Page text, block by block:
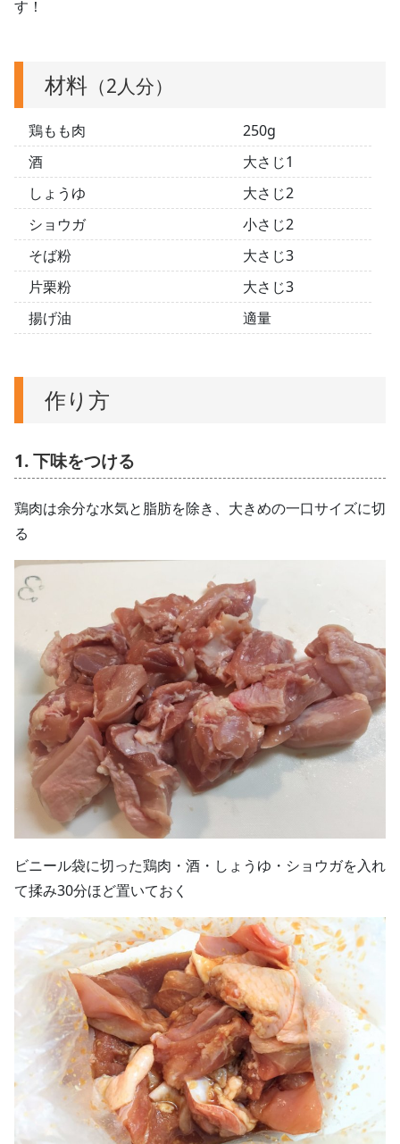
す！
材料 （2人分）
鶏もも肉
250g
酒
大さじ1
しょうゆ
大さじ2
ショウガ
小さじ2
そば粉
大さじ3
片栗粉
大さじ3
揚げ油
適量
作り方
1. 下味をつける
鶏肉は余分な水気と脂肪を除き、大きめの一口サイズに切
る
ビニール袋に切った鶏肉・酒・しょうゆ・ショウガを入れ
て揉み30分ほど置いておく